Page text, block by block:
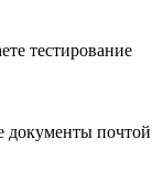
тестирование
документы почтой